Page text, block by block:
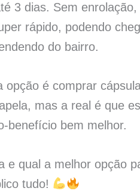
3 dias. Sem
rápido, podendo
do bairro.
opção é comprar
mas a real é que
benefício bem melhor.
e qual a melhor opção
tudo!